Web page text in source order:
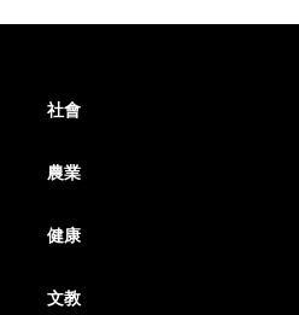
社會
農業
健康
文教